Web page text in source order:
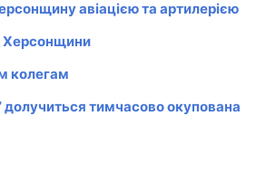
авіацією та артилерією
Херсонщини
колегам
долучиться тимчасово окупована